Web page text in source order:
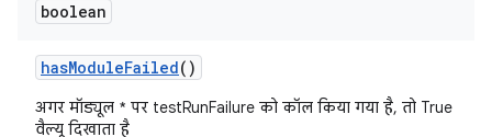
boolean
hasModuleFailed()
अगर मॉड्यूल * पर testRunFailure को कॉल किया गया है, तो True
वैल्यू दिखाता है